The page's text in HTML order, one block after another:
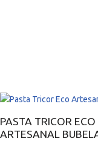
PASTA TRICOR ECO
ARTESANAL